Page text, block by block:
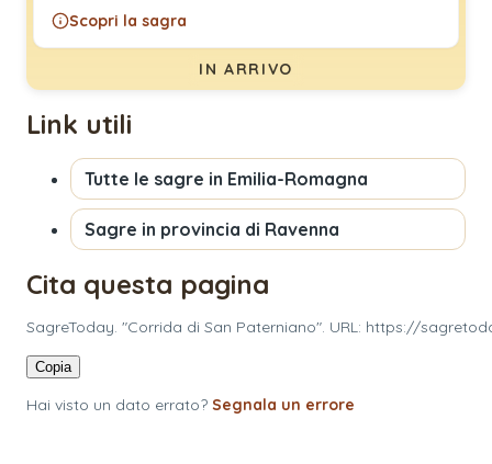
Scopri la sagra
IN ARRIVO
Link utili
Tutte le sagre in Emilia-Romagna
Sagre in provincia di Ravenna
Cita questa pagina
SagreToday. "Corrida di San Paterniano". URL: https://
Copia
Hai visto un dato errato? Segnala un errore